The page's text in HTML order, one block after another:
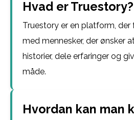
Hvad er Truestory?
Truestory er en platform,
med mennesker, der ønsker
historier, dele erfaringer og
måde.
Hvordan kan man